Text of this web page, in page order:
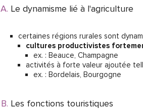
Le dynamisme lié à l'agriculture
certaines régions rurales sont
cultures productivistes
ex. : Beauce, Champagne
activités à forte valeur ajoutée
ex. : Bordelais, Bourgogne
Les fonctions touristiques